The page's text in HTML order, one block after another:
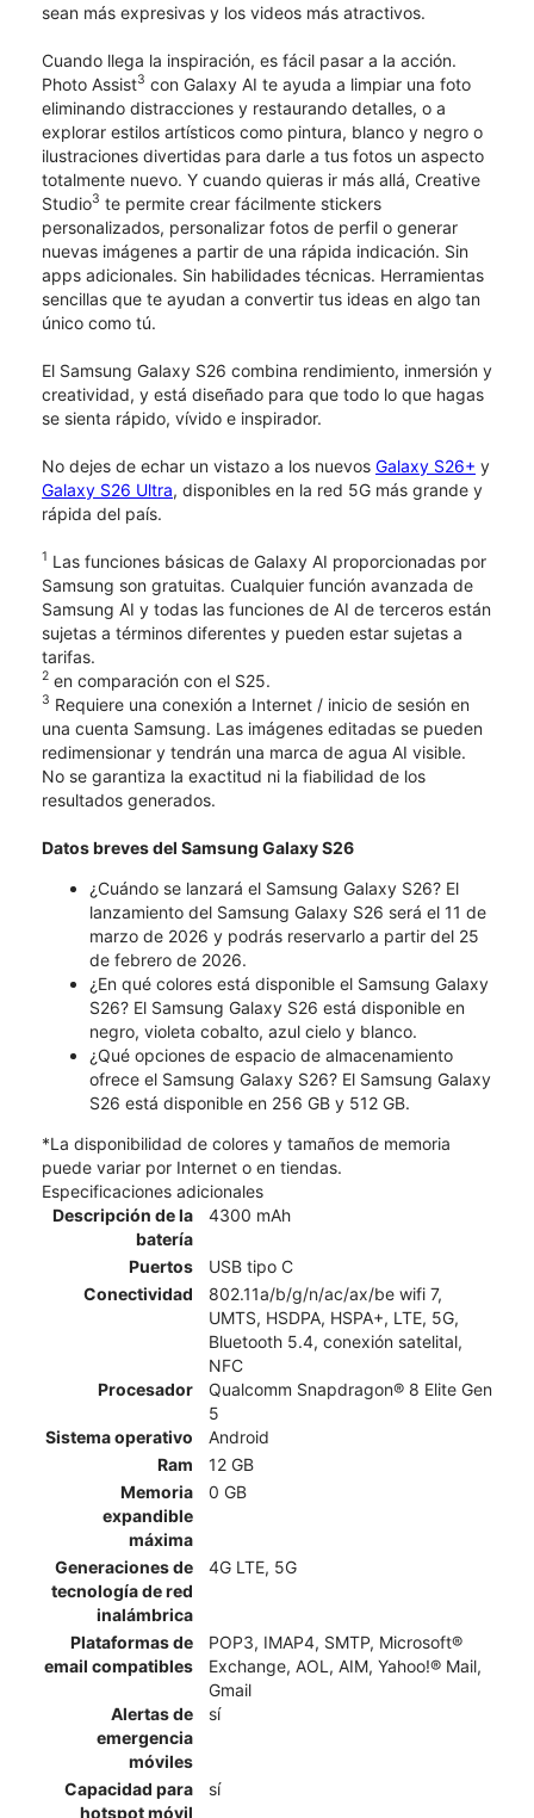
sean más expresivas y los videos más atractivos.
Cuando llega la inspiración, es fácil pasar a la acción.
Photo Assist3 con Galaxy AI te ayuda a limpiar una foto
eliminando distracciones y restaurando detalles, o a
explorar estilos artísticos como pintura, blanco y negro o
ilustraciones divertidas para darle a tus fotos un aspecto
totalmente nuevo. Y cuando quieras ir más allá, Creative
Studio3 te permite crear fácilmente stickers
personalizados, personalizar fotos de perfil o generar
nuevas imágenes a partir de una rápida indicación. Sin
apps adicionales. Sin habilidades técnicas. Herramientas
sencillas que te ayudan a convertir tus ideas en algo tan
único como tú.
El Samsung Galaxy S26 combina rendimiento, inmersión y
creatividad, y está diseñado para que todo lo que hagas
se sienta rápido, vívido e inspirador.
No dejes de echar un vistazo a los nuevos Galaxy S26+ y
Galaxy S26 Ultra, disponibles en la red 5G más grande y
rápida del país.
1 Las funciones básicas de Galaxy AI proporcionadas por
Samsung son gratuitas. Cualquier función avanzada de
Samsung AI y todas las funciones de AI de terceros están
sujetas a términos diferentes y pueden estar sujetas a
tarifas.
2 en comparación con el S25.
3 Requiere una conexión a Internet / inicio de sesión en
una cuenta Samsung. Las imágenes editadas se pueden
redimensionar y tendrán una marca de agua AI visible.
No se garantiza la exactitud ni la fiabilidad de los
resultados generados.
Datos breves del Samsung Galaxy S26
¿Cuándo se lanzará el Samsung Galaxy S26? El
lanzamiento del Samsung Galaxy S26 será el 11 de
marzo de 2026 y podrás reservarlo a partir del 25
de febrero de 2026.
¿En qué colores está disponible el Samsung Galaxy
S26? El Samsung Galaxy S26 está disponible en
negro, violeta cobalto, azul cielo y blanco.
¿Qué opciones de espacio de almacenamiento
ofrece el Samsung Galaxy S26? El Samsung Galaxy
S26 está disponible en 256 GB y 512 GB.
*La disponibilidad de colores y tamaños de memoria
puede variar por Internet o en tiendas.
Especificaciones adicionales
Descripción de la
batería
4300 mAh
Puertos
USB tipo C
Conectividad
802.11a/b/g/n/ac/ax/be wifi 7,
UMTS, HSDPA, HSPA+, LTE, 5G,
Bluetooth 5.4, conexión satelital,
NFC
Procesador
Qualcomm Snapdragon® 8 Elite Gen
5
Sistema operativo
Android
Ram
12 GB
Memoria
expandible
máxima
0 GB
Generaciones de
tecnología de red
inalámbrica
4G LTE, 5G
Plataformas de
email compatibles
POP3, IMAP4, SMTP, Microsoft®
Exchange, AOL, AIM, Yahoo!® Mail,
Gmail
Alertas de
emergencia
móviles
sí
Capacidad para
hotspot móvil
sí